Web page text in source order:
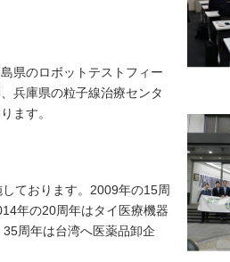
県のロボットテストフィー
兵庫県の粒子線治療センタ
ます。
ております。2009年の15周
年の20周年はタイ医療機器
周年は台湾へ医薬品卸企